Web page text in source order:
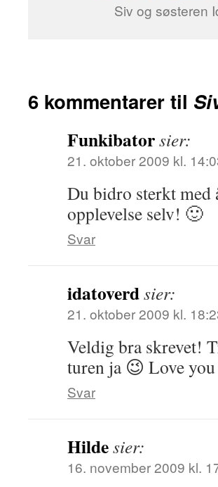
Siv og søsteren
6 kommentarer til
Funkibatorsier:
21. oktober 2009 kl.
Du bidro sterkt
opplevelse selv! 🙂
Svar
idatoverdsier:
21. oktober 2009 kl.
Veldig bra skrevet!
turen ja 😉 Love
Svar
Hildesier:
16. november 2009 kl.